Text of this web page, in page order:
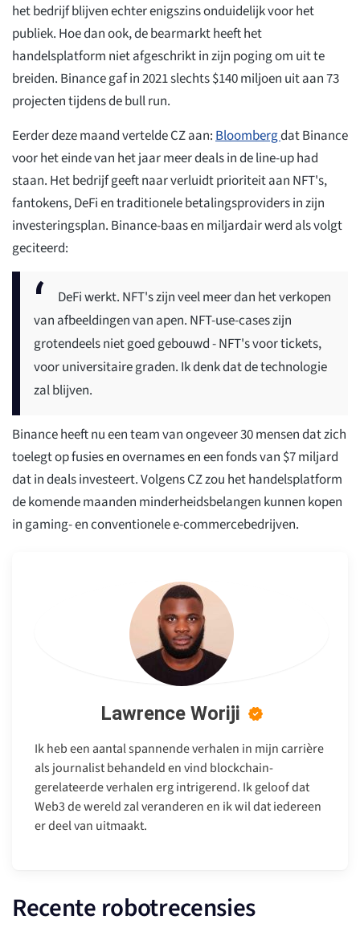
het bedrijf blijven echter enigszins onduidelijk voor het
publiek. Hoe dan ook, de bearmarkt heeft het
handelsplatform niet afgeschrikt in zijn poging om uit te
breiden. Binance gaf in 2021 slechts $140 miljoen uit aan 73
projecten tijdens de bull run.
Eerder deze maand vertelde CZ aan:Bloombergdat Binance
voor het einde van het jaar meer deals in de line-up had
staan. Het bedrijf geeft naar verluidt prioriteit aan NFT's,
fantokens, DeFi en traditionele betalingsproviders in zijn
investeringsplan. Binance-baas en miljardair werd als volgt
geciteerd:
DeFi werkt. NFT's zijn veel meer dan het verkopen
van afbeeldingen van apen. NFT-use-cases zijn
grotendeels niet goed gebouwd - NFT's voor tickets,
voor universitaire graden. Ik denk dat de technologie
zal blijven.
Binance heeft nu een team van ongeveer 30 mensen dat zich
toelegt op fusies en overnames en een fonds van $7 miljard
dat in deals investeert. Volgens CZ zou het handelsplatform
de komende maanden minderheidsbelangen kunnen kopen
in gaming- en conventionele e-commercebedrijven.
Lawrence Woriji
Ik heb een aantal spannende verhalen in mijn carrière
als journalist behandeld en vind blockchain-
gerelateerde verhalen erg intrigerend. Ik geloof dat
Web3 de wereld zal veranderen en ik wil dat iedereen
er deel van uitmaakt.
Recente robotrecensies